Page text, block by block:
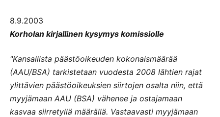
8.9.2003
Korholan kirjallinen kysymys komissiolle
"Kansallista päästöoikeuden kokonaismäärää
(AAU/BSA) tarkistetaan vuodesta 2008 lähtien rajat
ylittävien päästöoikeuksien siirtojen osalta niin, että
myyjämaan AAU (BSA) vähenee ja ostajamaan
kasvaa siirretyllä määrällä. Vastaavasti myyjämaan